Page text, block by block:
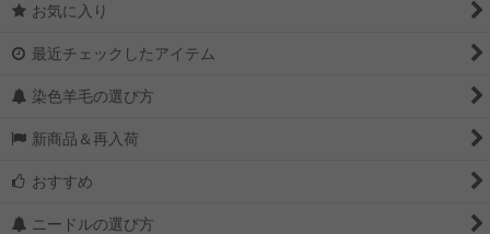
お気に入り
最近チェックしたアイテム
染色羊毛の選び方
新商品＆再入荷
おすすめ
ニードルの選び方